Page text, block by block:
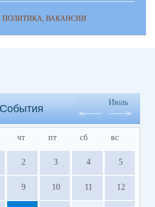
ПОЛИТИКА, ВАКАНСИИ
События
Июль
чт пт сб вс
2 3 4 5
9 10 11 12